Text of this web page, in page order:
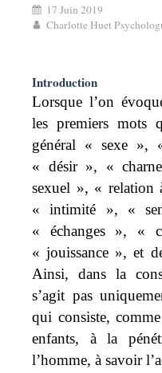
17 Juin 2019
Charlotte Huet
Introduction
Lorsque l’on
les premiers mots
général « sexe
« désir », «
sexuel », « relation
« intimité », «
« échanges », «
« jouissance », et
Ainsi, dans la
s’agit pas
qui consiste,
enfants, à la
l’homme, à savoir